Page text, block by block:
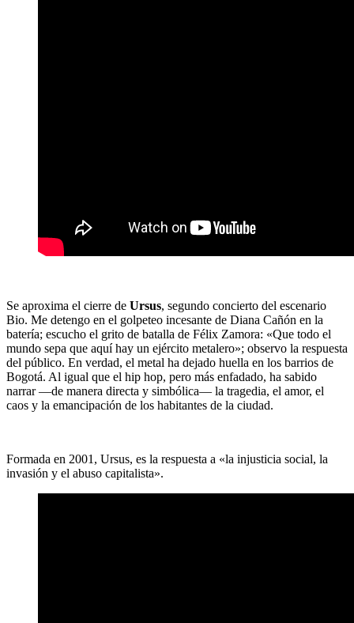
Se aproxima el cierre de Ursus, segundo concierto del escenario
Bio. Me detengo en el golpeteo incesante de Diana Cañón en la
batería; escucho el grito de batalla de Félix Zamora: «Que todo el
mundo sepa que aquí hay un ejército metalero»; observo la respuesta
del público. En verdad, el metal ha dejado huella en los barrios de
Bogotá. Al igual que el hip hop, pero más enfadado, ha sabido
narrar ―de manera directa y simbólica― la tragedia, el amor, el
caos y la emancipación de los habitantes de la ciudad.
Formada en 2001, Ursus, es la respuesta a «la injusticia social, la
invasión y el abuso capitalista».